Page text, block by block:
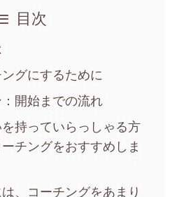
目次
グにするために
開始までの流れ
持っていらっしゃる方
チングをおすすめしま
、コーチングをあまり